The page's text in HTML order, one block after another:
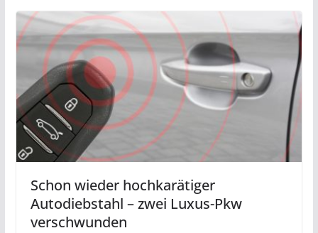
Schon wieder hochkarätiger
Autodiebstahl – zwei Luxus-Pkw
verschwunden